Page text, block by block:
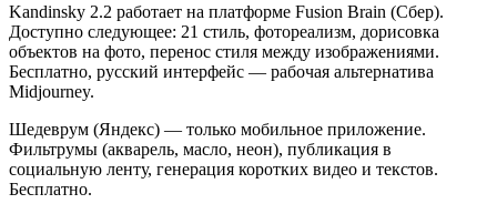
Kandinsky 2.2 работает на платформе Fusion Brain (Сбер).
Доступно следующее: 21 стиль, фотореализм, дорисовка
объектов на фото, перенос стиля между изображениями.
Бесплатно, русский интерфейс — рабочая альтернатива
Midjourney.
Шедеврум (Яндекс) — только мобильное приложение.
Фильтрумы (акварель, масло, неон), публикация в
социальную ленту, генерация коротких видео и текстов.
Бесплатно.